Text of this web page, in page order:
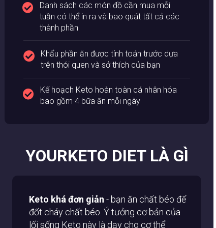
YOURKETO DIET LÀ GÌ
Danh sách các món đồ cần mua mỗi
tuần có thể in ra và bao quát tất cả các
thành phần
Khẩu phần ăn được tính toán trước dựa
trên thói quen và sở thích của bạn
Kế hoạch Keto hoàn toàn cá nhân hóa
bao gồm 4 bữa ăn mỗi ngày
Keto khá đơn giản - bạn ăn chất béo để
đốt cháy chất béo. Ý tưởng cơ bản của
lối sống Keto này là dạy cho cơ thể